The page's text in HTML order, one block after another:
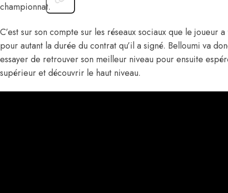
championnat.
C’est sur son compte sur les réseaux sociaux que le joueur
pour autant la durée du contrat qu’il a signé. Belloumi va
essayer de retrouver son meilleur niveau pour ensuite
supérieur et découvrir le haut niveau.